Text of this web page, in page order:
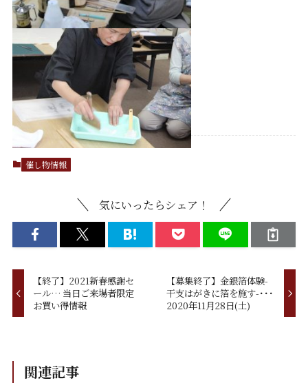
催し物情報
気にいったらシェア！
【終了】2021新春感謝セ
ール… 当日ご来場者限定
お買い得情報
【募集終了】金銀箔体験-
干支はがきに箔を施す-･･･
2020年11月28日(土)
関連記事